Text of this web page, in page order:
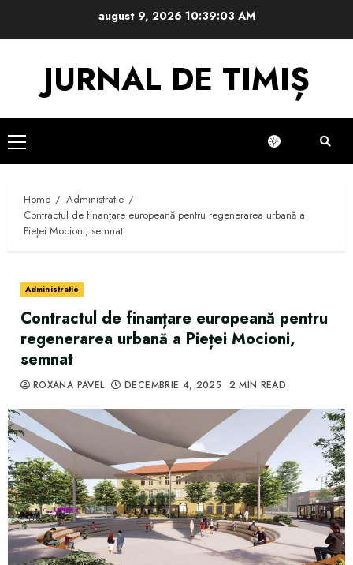
august 9, 2026 10:39:04 AM
JURNAL DE TIMIȘ
Primary
Menu
Home
Administratie
Contractul de finanțare europeană pentru regenerarea urbană a
Pieței Mocioni, semnat
Administratie
Contractul de finanțare europeană pentru
regenerarea urbană a Pieței Mocioni,
semnat
ROXANA PAVEL DECEMBRIE 4, 2025 2 MIN READ